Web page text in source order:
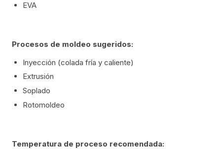
EVA
Procesos de moldeo sugeridos:
Inyección (colada fría y caliente)
Extrusión
Soplado
Rotomoldeo
Temperatura de proceso recomendada: